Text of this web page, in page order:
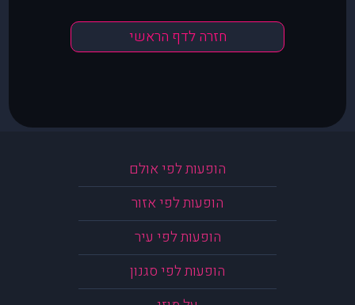
חזרה לדף הראשי
הופעות לפי אולם
הופעות לפי אזור
הופעות לפי עיר
הופעות לפי סגנון